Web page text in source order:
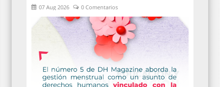
07 Aug 2026 0 Comentarios